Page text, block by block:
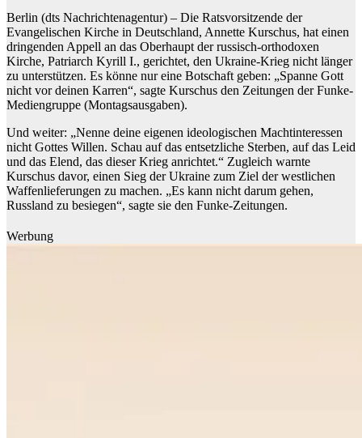
Berlin (dts Nachrichtenagentur) – Die Ratsvorsitzende der
Evangelischen Kirche in Deutschland, Annette Kurschus, hat einen
dringenden Appell an das Oberhaupt der russisch-orthodoxen
Kirche, Patriarch Kyrill I., gerichtet, den Ukraine-Krieg nicht länger
zu unterstützen. Es könne nur eine Botschaft geben: „Spanne Gott
nicht vor deinen Karren“, sagte Kurschus den Zeitungen der Funke-
Mediengruppe (Montagsausgaben).
Und weiter: „Nenne deine eigenen ideologischen Machtinteressen
nicht Gottes Willen. Schau auf das entsetzliche Sterben, auf das Leid
und das Elend, das dieser Krieg anrichtet.“ Zugleich warnte
Kurschus davor, einen Sieg der Ukraine zum Ziel der westlichen
Waffenlieferungen zu machen. „Es kann nicht darum gehen,
Russland zu besiegen“, sagte sie den Funke-Zeitungen.
Werbung